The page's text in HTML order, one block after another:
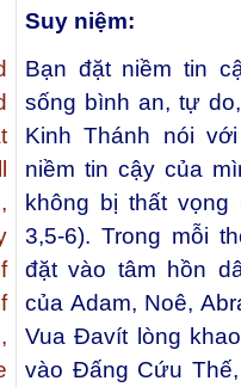
Suy niệm:
Bạn đặt niềm tin
sống bình an, tự
Kinh Thánh nói
niềm tin cậy của
không bị thất vọng
3,5-6). Trong mỗi
đặt vào tâm hồn
của Adam, Noê,
Vua Đavít lòng
vào Đấng Cứu